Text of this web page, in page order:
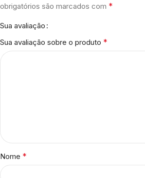
obrigatórios são marcados com *
Sua avaliação
Sua avaliação sobre o produto *
Nome *